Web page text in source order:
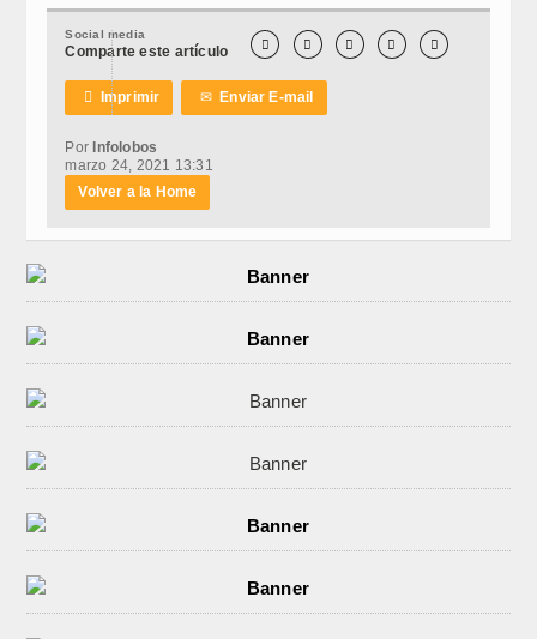
Social media
Comparte este artículo     
 Imprimir ✉Enviar E-mail
Por Infolobos
marzo 24, 2021 13:31
Volver a la Home